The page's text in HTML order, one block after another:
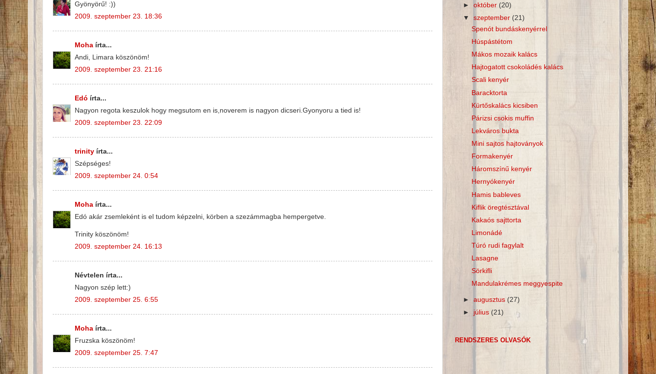
Gyönyörű! :))
2009. szeptember 23. 18:36
Moha írta...
Andi, Limara köszönöm!
2009. szeptember 23. 21:16
Edó írta...
Nagyon regota keszulok hogy megsutom en is,noverem is nagyon dicseri.Gyonyoru a tied is!
2009. szeptember 23. 22:09
trinity írta...
Szépséges!
2009. szeptember 24. 0:54
Moha írta...
Edó akár zsemleként is el tudom képzelni, körben a szezámmagba hempergetve.
Trinity köszönöm!
2009. szeptember 24. 16:13
Névtelen írta...
Nagyon szép lett:)
2009. szeptember 25. 6:55
Moha írta...
Fruzska köszönöm!
2009. szeptember 25. 7:47
►október (20)
▼szeptember (21)
Spenót bundáskenyérrel
Húspástétom
Mákos mozaik kalács
Hajtogatott csokoládés kalács
Scali kenyér
Baracktorta
Kürtőskalács kicsiben
Párizsi csokis muffin
Lekváros bukta
Mini sajtos hajtoványok
Formakenyér
Háromszínű kenyér
Hernyókenyér
Hamis bableves
Kiflik öregtésztával
Kakaós sajttorta
Limonádé
Túró rudi fagylalt
Lasagne
Sörkifli
Mandulakrémes meggyespite
►augusztus (27)
► július (21)
RENDSZERES OLVASÓK